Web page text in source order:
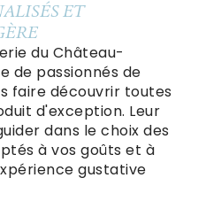
ET
du Château-
de passionnés de
faire découvrir toutes
d'exception. Leur
dans le choix des
à vos goûts et à
gustative